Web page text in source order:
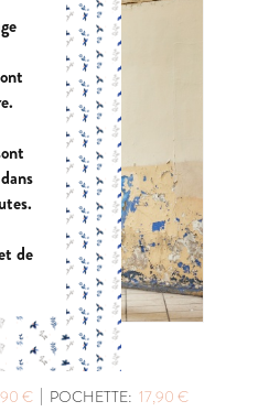
ZEPHIR
PDF:
POCHETTE:
PANIER A DOUDOUS
PDF:GRATUIT
AZUR
PDF:
POCHETTE:
CALIFORNIA
€| POCHETTE: 17,90 €
de